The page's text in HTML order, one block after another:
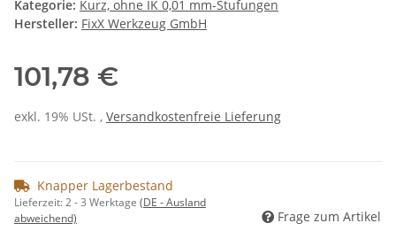
Kategorie: Kurz, ohne IK 0,01 mm-Stufungen
Hersteller: FixX Werkzeug GmbH
101,78 €
exkl. 19% USt. , Versandkostenfreie Lieferung
Knapper Lagerbestand
Lieferzeit:2 - 3 Werktage (DE - Ausland
abweichend)
Frage zum Artikel